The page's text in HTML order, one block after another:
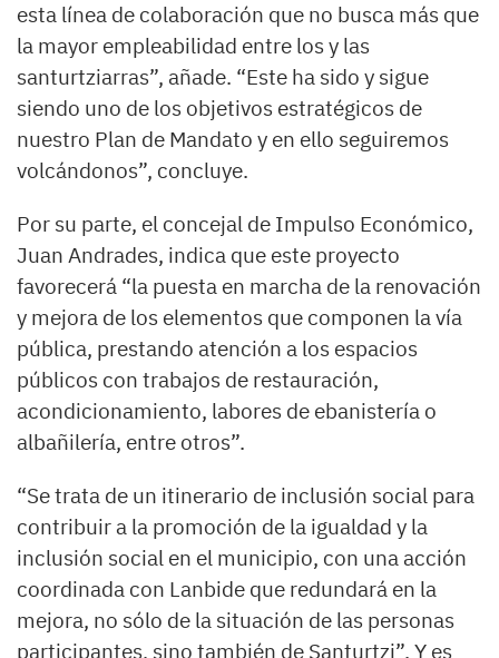
esta línea de colaboración que no busca más que
la mayor empleabilidad entre los y las
santurtziarras”, añade. “Este ha sido y sigue
siendo uno de los objetivos estratégicos de
nuestro Plan de Mandato y en ello seguiremos
volcándonos”, concluye.
Por su parte, el concejal de Impulso Económico,
Juan Andrades, indica que este proyecto
favorecerá “la puesta en marcha de la renovación
y mejora de los elementos que componen la vía
pública, prestando atención a los espacios
públicos con trabajos de restauración,
acondicionamiento, labores de ebanistería o
albañilería, entre otros”.
“Se trata de un itinerario de inclusión social para
contribuir a la promoción de la igualdad y la
inclusión social en el municipio, con una acción
coordinada con Lanbide que redundará en la
mejora, no sólo de la situación de las personas
participantes, sino también de Santurtzi”. Y es